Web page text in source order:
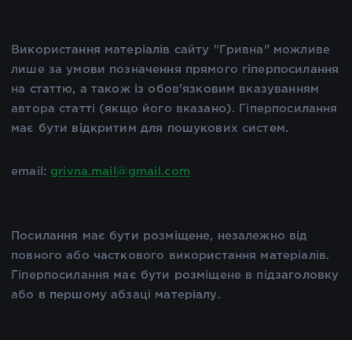
Використання матеріалів сайту "Гривна" можливе
лише за умови позначення прямого гіперпосилання
на статтю, а також із обов'язковим вказуванням
автора статті (якщо його вказано). Гіперпосилання
має бути відкритим для пошукових систем.
email: grivna.mail@gmail.com
Посилання має бути розміщене, незалежно від
повного або часткового використання матеріалів.
Гіперпосилання має бути розміщене в підзаголовку
або в першому абзаці матеріалу.